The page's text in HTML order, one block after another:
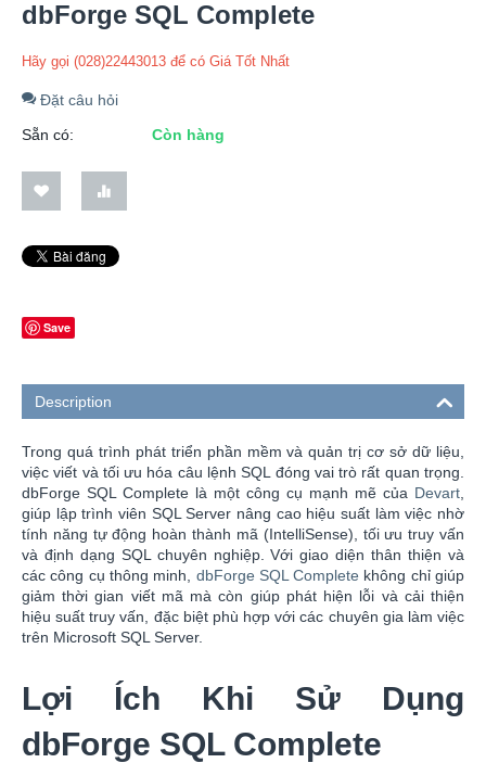
dbForge SQL Complete
Hãy gọi (028)22443013 để có Giá Tốt Nhất
Đặt câu hỏi
Sẵn có:
Còn hàng
Save
Description
Trong quá trình phát triển phần mềm và quản trị cơ sở dữ liệu,
việc viết và tối ưu hóa câu lệnh SQL đóng vai trò rất quan trọng.
dbForge SQL Complete là một công cụ mạnh mẽ của Devart
giúp lập trình viên SQL Server nâng cao hiệu suất làm việc nhờ
tính năng tự động hoàn thành mã (IntelliSense), tối ưu truy vấn
và định dạng SQL chuyên nghiệp. Với giao diện thân thiện và
các công cụ thông minh, dbForge SQL Complete không chỉ giúp
giảm thời gian viết mã mà còn giúp phát hiện lỗi và cải thiện
hiệu suất truy vấn, đặc biệt phù hợp với các chuyên gia làm việc
trên Microsoft SQL Server.
Lợi Ích Khi Sử Dụng
dbForge SQL Complete